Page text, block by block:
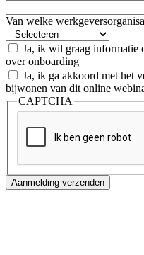
Van welke
Ja, ik wil graag informatie
over onboarding
Ja, ik ga akkoord met het
bijwonen van dit online
CAPTCHA
Aanmelding verzenden